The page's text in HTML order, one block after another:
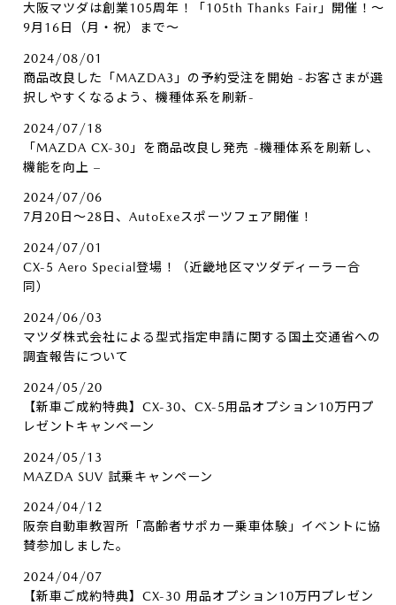
大阪マツダは創業105周年！「105th Thanks Fair」開催！～
9月16日（月・祝）まで～
2024/08/01
商品改良した「MAZDA3」の予約受注を開始 -お客さまが選
択しやすくなるよう、機種体系を刷新-
2024/07/18
「MAZDA CX-30」を商品改良し発売 -機種体系を刷新し、
機能を向上 –
2024/07/06
7月20日～28日、AutoExeスポーツフェア開催！
2024/07/01
CX-5 Aero Special登場！（近畿地区マツダディーラー合
同）
2024/06/03
マツダ株式会社による型式指定申請に関する国土交通省への
調査報告について
2024/05/20
【新車ご成約特典】CX-30、CX-5用品オプション10万円プ
レゼントキャンペーン
2024/05/13
MAZDA SUV 試乗キャンペーン
2024/04/12
阪奈自動車教習所「高齢者サポカー乗車体験」イベントに協
賛参加しました。
2024/04/07
【新車ご成約特典】CX-30 用品オプション10万円プレゼン